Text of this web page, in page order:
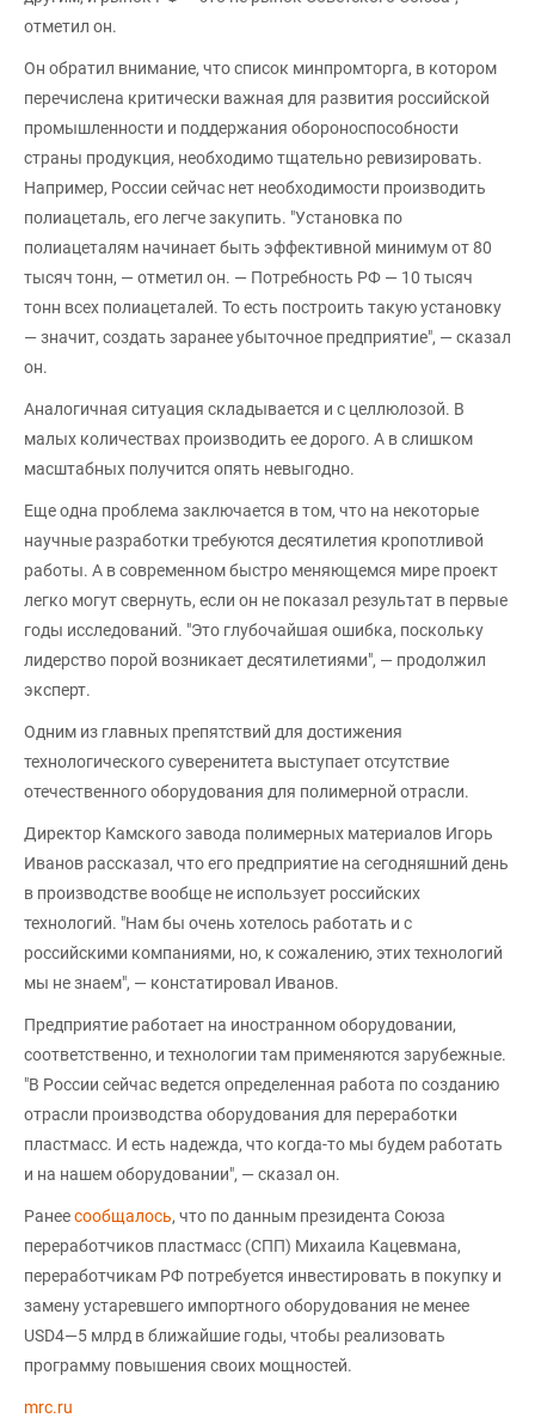
отметил он.
Он обратил внимание, что список минпромторга, в котором
перечислена критически важная для развития российской
промышленности и поддержания обороноспособности
страны продукция, необходимо тщательно ревизировать.
Например, России сейчас нет необходимости производить
полиацеталь, его легче закупить. "Установка по
полиацеталям начинает быть эффективной минимум от 80
тысяч тонн, — отметил он. — Потребность РФ — 10 тысяч
тонн всех полиацеталей. То есть построить такую установку
— значит, создать заранее убыточное предприятие", — сказал
он.
Аналогичная ситуация складывается и с целлюлозой. В
малых количествах производить ее дорого. А в слишком
масштабных получится опять невыгодно.
Еще одна проблема заключается в том, что на некоторые
научные разработки требуются десятилетия кропотливой
работы. А в современном быстро меняющемся мире проект
легко могут свернуть, если он не показал результат в первые
годы исследований. "Это глубочайшая ошибка, поскольку
лидерство порой возникает десятилетиями", — продолжил
эксперт.
Одним из главных препятствий для достижения
технологического суверенитета выступает отсутствие
отечественного оборудования для полимерной отрасли.
Директор Камского завода полимерных материалов Игорь
Иванов рассказал, что его предприятие на сегодняшний день
в производстве вообще не использует российских
технологий. "Нам бы очень хотелось работать и с
российскими компаниями, но, к сожалению, этих технологий
мы не знаем", — констатировал Иванов.
Предприятие работает на иностранном оборудовании,
соответственно, и технологии там применяются зарубежные.
"В России сейчас ведется определенная работа по созданию
отрасли производства оборудования для переработки
пластмасс. И есть надежда, что когда-то мы будем работать
и на нашем оборудовании", — сказал он.
Ранеесообщалось, что по данным президента Союза
переработчиков пластмасс (СПП) Михаила Кацевмана,
переработчикам РФ потребуется инвестировать в покупку и
замену устаревшего импортного оборудования не менее
USD4—5 млрд в ближайшие годы, чтобы реализовать
программу повышения своих мощностей.
mrc.ru